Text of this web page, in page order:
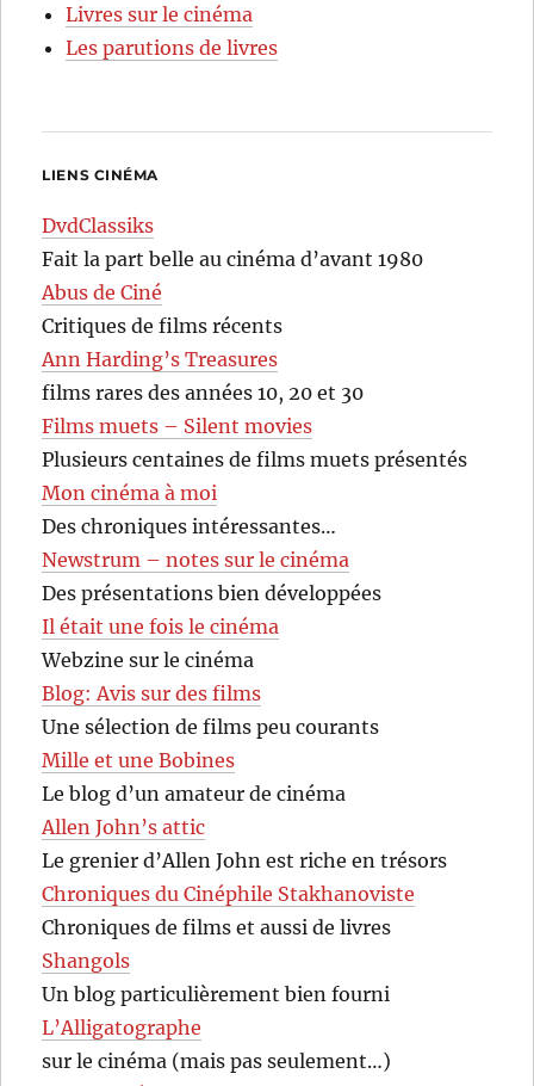
Livres sur le cinéma
Les parutions de livres
LIENS CINÉMA
DvdClassiks
Fait la part belle au cinéma d’avant 1980
Abus de Ciné
Critiques de films récents
Ann Harding’s Treasures
films rares des années 10, 20 et 30
Films muets – Silent movies
Plusieurs centaines de films muets présentés
Mon cinéma à moi
Des chroniques intéressantes…
Newstrum – notes sur le cinéma
Des présentations bien développées
Il était une fois le cinéma
Webzine sur le cinéma
Blog: Avis sur des films
Une sélection de films peu courants
Mille et une Bobines
Le blog d’un amateur de cinéma
Allen John’s attic
Le grenier d’Allen John est riche en trésors
Chroniques du Cinéphile Stakhanoviste
Chroniques de films et aussi de livres
Shangols
Un blog particulièrement bien fourni
L’Alligatographe
sur le cinéma (mais pas seulement…)